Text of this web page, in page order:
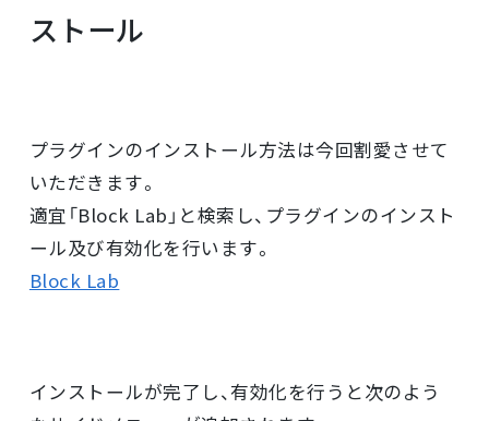
ストール
プラグインのインストール方法は今回割愛させて
いただきます。
適宜「Block Lab」と検索し、プラグインのインスト
ール及び有効化を行います。
Block Lab
インストールが完了し、有効化を行うと次のよう